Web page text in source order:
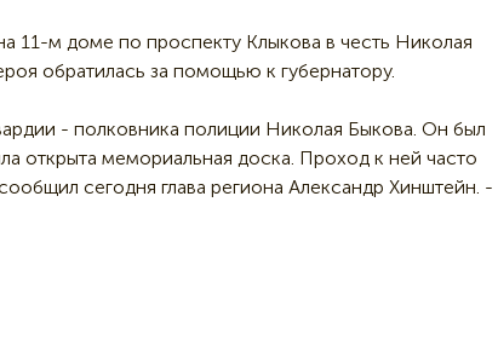
11-м доме по проспекту Клыкова в честь Николая
обратилась за помощью к губернатору.
- полковника полиции Николая Быкова. Он был
открыта мемориальная доска. Проход к ней часто
сегодня глава региона Александр Хинштейн. -